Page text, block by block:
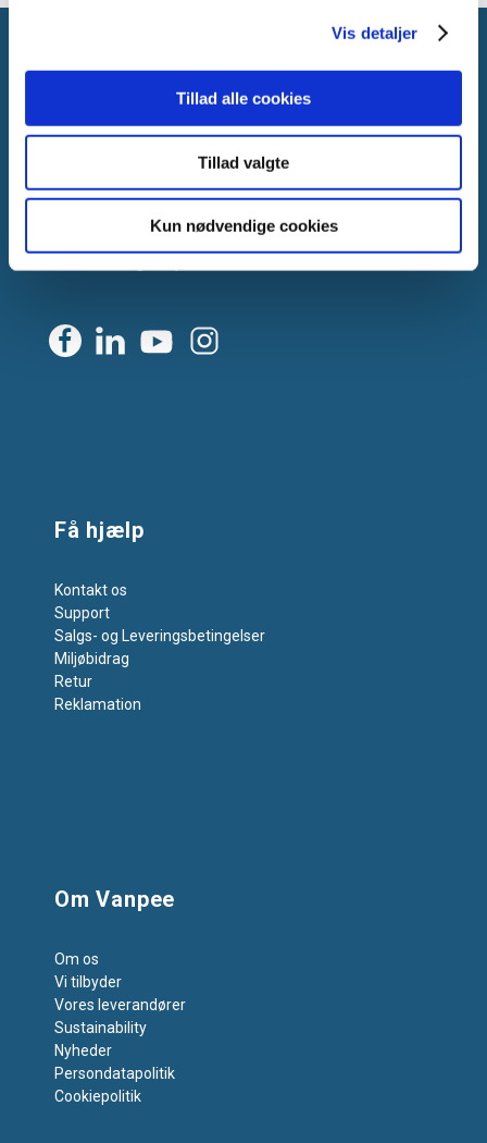
Vis detaljer
Tillad alle cookies
Tillad valgte
Kun nødvendige cookies
Få hjælp
Kontakt os
Support
Salgs- og Leveringsbetingelser
Miljøbidrag
Retur
Reklamation
Om Vanpee
Om os
Vi tilbyder
Vores leverandører
Sustainability
Nyheder
Persondatapolitik
Cookiepolitik